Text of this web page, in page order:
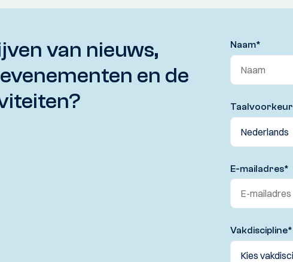
van nieuws,
en de
Naam*
Taalvoorkeur
E-mailadres*
Vakdiscipline*